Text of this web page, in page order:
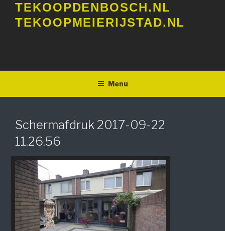
TEKOOPDENBOSCH.NL
TEKOOPMEIERIJSTAD.NL
Menu
Schermafdruk 2017-09-22
11.26.56